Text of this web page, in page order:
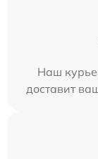
Наш
доставит